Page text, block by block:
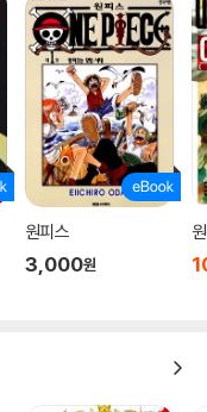
원피스
3,000원